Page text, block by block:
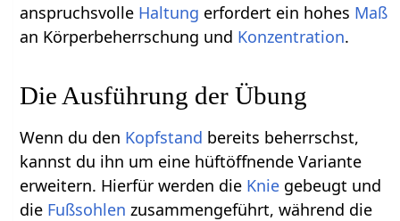
anspruchsvolle Haltung erfordert ein hohes Maß
an Körperbeherrschung und Konzentration.
Die Ausführung der Übung
Wenn du den Kopfstand bereits beherrschst,
kannst du ihn um eine hüftöffnende Variante
erweitern. Hierfür werden die Knie gebeugt und
die Fußsohlen zusammengeführt, während die